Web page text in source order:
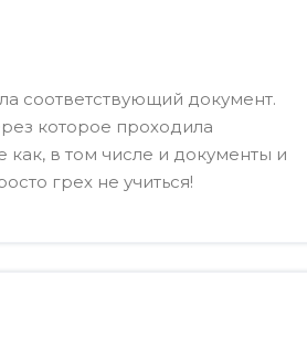
соответствующий документ.
которое проходила
в том числе и документы и
грех не учиться!